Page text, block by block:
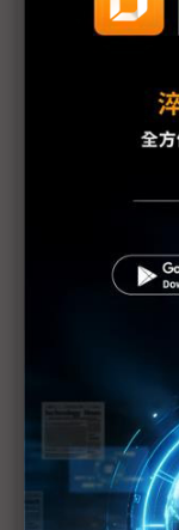
黑天鵝橫空出
DeepSeek靠
禍福相依：
DeepSeek衝
初三新聞速寫
架DeepSeek、
ASML CEO看
都是好消息